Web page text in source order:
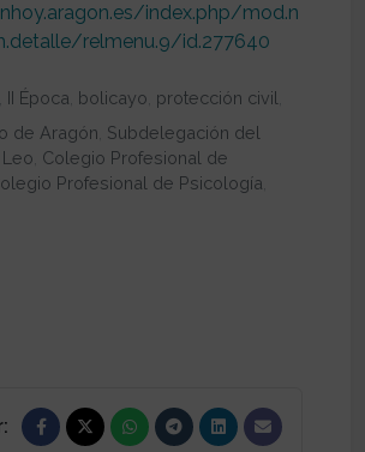
index.php/mod.n
relmenu.9/id.277640
II Época bolicayo protección civil
de Aragón Subdelegación del
Colegio Profesional de
Profesional de Psicología